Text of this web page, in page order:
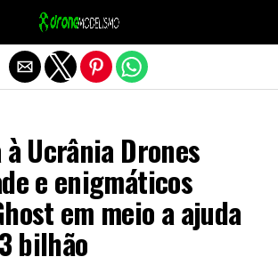
à Ucrânia Drones
e enigmáticos
em meio a ajuda
bilhão
Sair da versão mobile